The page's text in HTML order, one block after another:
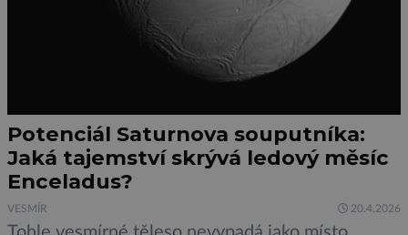
Potenciál Saturnova souputníka:
Jaká tajemství skrývá ledový měsíc
Enceladus?
VESMÍR 20.4.2026